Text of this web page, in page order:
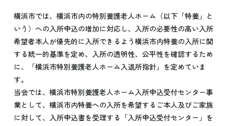
横浜市では、横浜市内の特別養護老人ホーム（以下「特養」と
いう）への入所申込の増加に対応し、入所の必要性の高い入所
希望者本人が優先的に入所できるよう横浜市内特養の入所に関
する統一的基準を定め、入所の透明性、公平性を確認するため
に、「横浜市特別養護老人ホーム入退所指針」を定めていま
す。
当会では、横浜市特別養護老人ホーム入所申込受付センター事
業として、横浜市内特養への入所を希望するご本人及びご家族
に対して、入所申込書を受理する「入所申込受付センター」を